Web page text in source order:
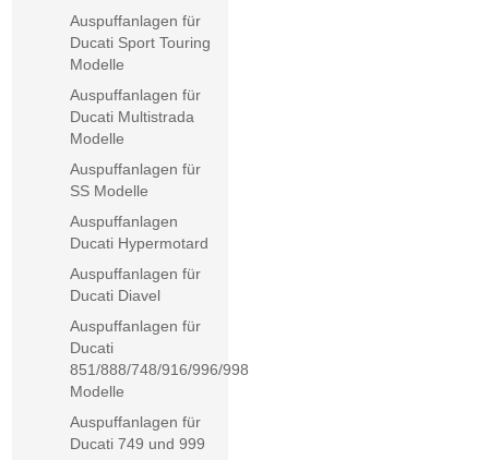
Auspuffanlagen für
Ducati Sport Touring
Modelle
Auspuffanlagen für
Ducati Multistrada
Modelle
Auspuffanlagen für
SS Modelle
Auspuffanlagen
Ducati Hypermotard
Auspuffanlagen für
Ducati Diavel
Auspuffanlagen für
Ducati
851/888/748/916/996/998
Modelle
Auspuffanlagen für
Ducati 749 und 999